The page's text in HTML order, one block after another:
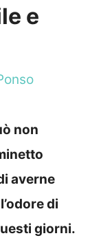
e
non
averne
di
giorni.